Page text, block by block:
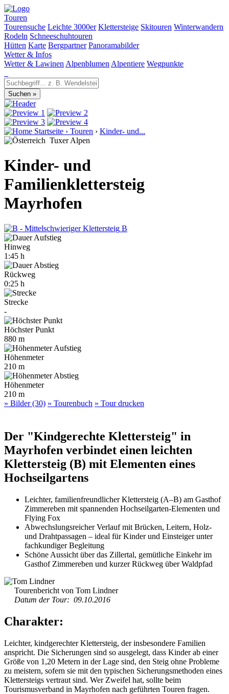
Touren
Tourensuche Leichte 3000er Klettersteige Skitouren Winterwandern
Rodeln Schneeschuhtouren
Hütten Karte Bergpartner Panoramabilder
Wetter & Infos
Wetter & Lawinen Alpenblumen Alpentiere Wegpunkte
Startseite › Touren › Kinder- und...
Tuxer Alpen
Kinder- und
Familienklettersteig
Mayrhofen
B
Hinweg
1:45 h
Rückweg
0:25 h
Strecke
-
Höchster Punkt
880 m
Höhenmeter
210 m
Höhenmeter
210 m
» Bilder (30) » Tourenbuch » Tour drucken
Der "Kindgerechte Klettersteig" in
Mayrhofen verbindet einen leichten
Klettersteig (B) mit Elementen eines
Hochseilgartens
Leichter, familienfreundlicher Klettersteig (A–B) am Gasthof
Zimmereben mit spannenden Hochseilgarten-Elementen und
Flying Fox
Abwechslungsreicher Verlauf mit Brücken, Leitern, Holz-
und Drahtpassagen – ideal für Kinder und Einsteiger unter
fachkundiger Begleitung
Schöne Aussicht über das Zillertal, gemütliche Einkehr im
Gasthof Zimmereben und kurzer Rückweg über Waldpfad
Tourenbericht von Tom Lindner
Datum der Tour: 09.10.2016
Charakter:
Leichter, kindgerechter Klettersteig, der insbesondere Familien
anspricht. Die Sicherungen sind so ausgelegt, dass Kinder ab einer
Größe von 1,20 Metern in der Lage sind, den Steig ohne Probleme
zu meistern, sofern sie mit den typischen Sicherungsmethoden eines
Klettersteigs vertraut sind. Wer Zweifel hat, sollte beim
Tourismusverband in Mayrhofen nach geführten Touren fragen.